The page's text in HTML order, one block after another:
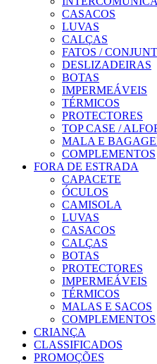
CASACOS
LUVAS
CALÇAS
FATOS /
DESLIZADEIRAS
BOTAS
IMPERMEÁVEIS
TÉRMICOS
PROTECTORES
TOP CASE /
MALA E
COMPLEMENTOS
FORA DE ESTRADA
CAPACETE
ÓCULOS
CAMISOLA
LUVAS
CASACOS
CALÇAS
BOTAS
PROTECTORES
IMPERMEÁVEIS
TÉRMICOS
MALAS E SACOS
COMPLEMENTOS
CRIANÇA
CLASSIFICADOS
PROMOÇÕES